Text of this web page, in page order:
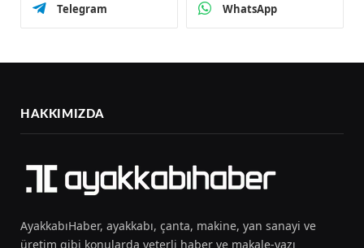
Telegram WhatsApp
HAKKIMIZDA
AyakkabıHaber, ayakkabı, çanta, makine, yan sanayi ve
üretim gibi konularda yeterli haber ve makale-yazı